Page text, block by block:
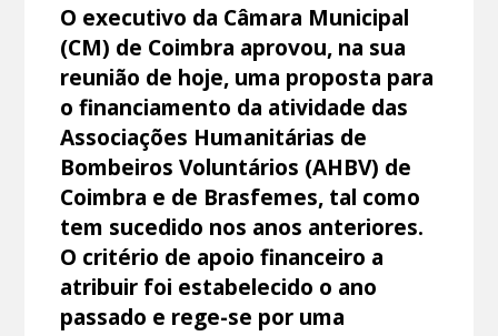
O executivo da Câmara Municipal
(CM) de Coimbra aprovou, na sua
reunião de hoje, uma proposta para
o financiamento da atividade das
Associações Humanitárias de
Bombeiros Voluntários (AHBV) de
Coimbra e de Brasfemes, tal como
tem sucedido nos anos anteriores.
O critério de apoio financeiro a
atribuir foi estabelecido o ano
passado e rege-se por uma